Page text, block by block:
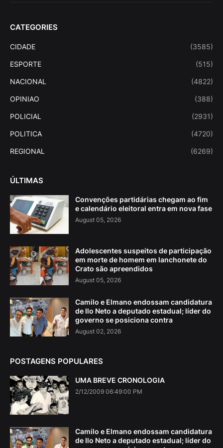
CATEGORIES
CIDADE (3585)
ESPORTE (515)
NACIONAL (4822)
OPINIAO (388)
POLICIAL (2931)
POLITICA (4720)
REGIONAL (6269)
ÚLTIMAS
Convenções partidárias chegam ao fim
e calendário eleitoral entra em nova fase
August 05, 2026
Adolescentes suspeitos de participação
em morte de homem em lanchonete do
Crato são apreendidos
August 05, 2026
Camilo e Elmano endossam candidatura
de Ilo Neto a deputado estadual; líder do
governo se posiciona contra
August 02, 2026
POSTAGENS POPULARES
UMA BREVE CRONOLOGIA
2/12/2009 06:49:00 PM
Camilo e Elmano endossam candidatura
de Ilo Neto a deputado estadual; líder do